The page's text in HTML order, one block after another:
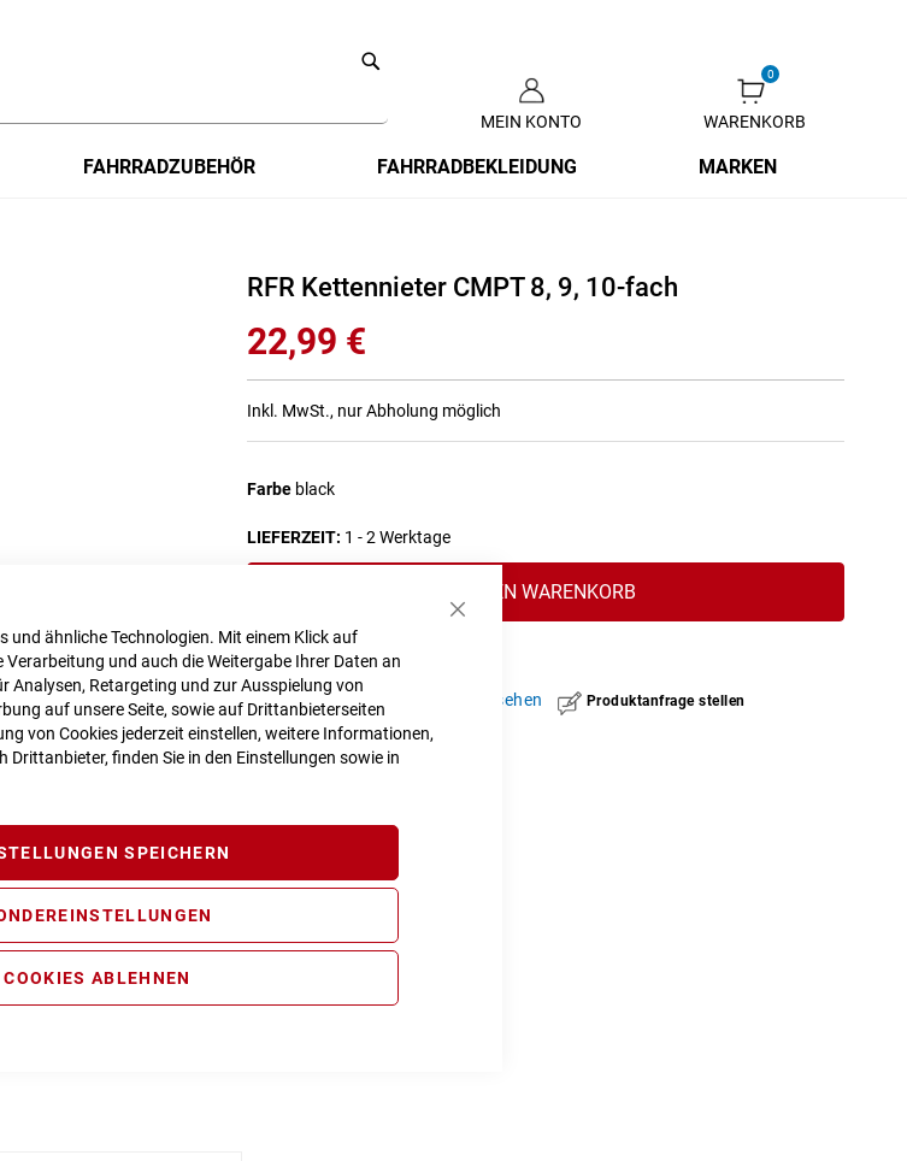
Schließen
und ähnliche Technologien. Mit einem Klick auf
Verarbeitung und auch die Weitergabe Ihrer Daten an
Analysen, Retargeting und zur Ausspielung von
auf unsere Seite, sowie auf Drittanbieterseiten
von Cookies jederzeit einstellen, weitere Informationen,
finden Sie in den Einstellungen sowie in
SPEICHERN
COOKIES ABLEHNEN
Inhalt
MEIN KONTO WARENKORB
FAHRRADZUBEHÖR FAHRRADBEKLEIDUNG MARKEN
RFR Kettennieter CMPT 8, 9, 10-fach
22,99 €
Inkl. MwSt., nur Abholung möglich
Farbe black
LIEFERZEIT 1 - 2 Werktage
IN DEN WARENKORB
Vergleichsliste: ansehen Produktanfrage stellen